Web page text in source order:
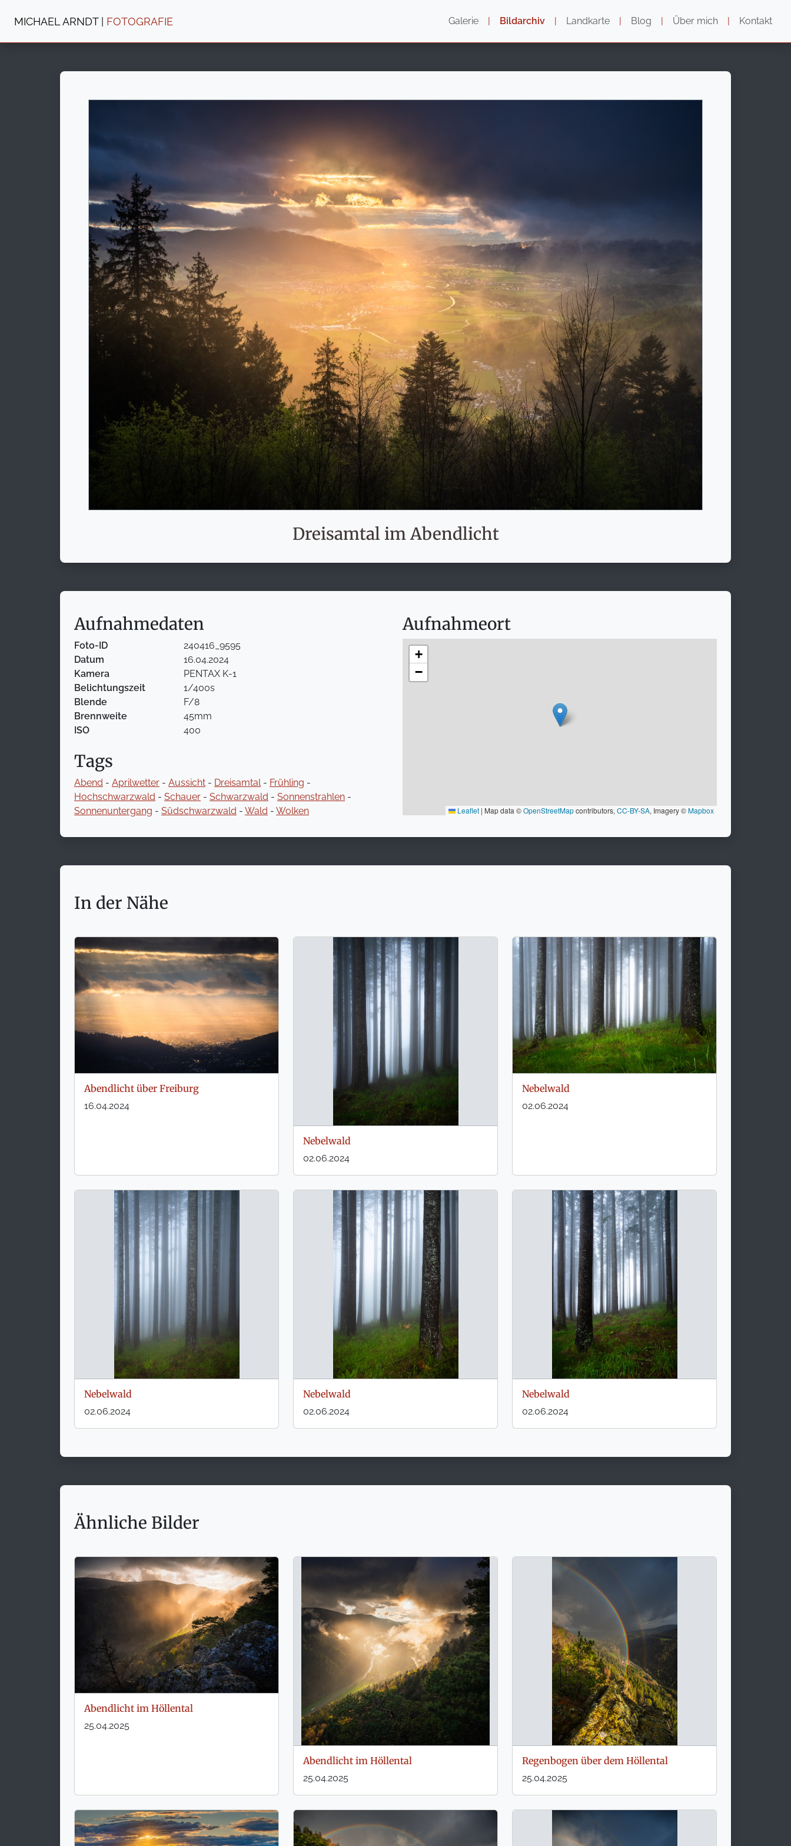
MICHAEL ARNDT | FOTOGRAFIE Galerie | Bildarchiv | Landkarte | Blog | Über mich | Kontakt
Dreisamtal im Abendlicht
Aufnahmedaten
Foto-ID
240416_9595
Datum
16.04.2024
Kamera
PENTAX K-1
Belichtungszeit
1/400s
Blende
F/8
Brennweite
45mm
ISO
400
Tags
Abend - Aprilwetter - Aussicht - Dreisamtal - Frühling -
Hochschwarzwald - Schauer - Schwarzwald - Sonnenstrahlen -
Sonnenuntergang - Südschwarzwald - Wald - Wolken
Aufnahmeort
+
−
Leaflet | Map data ©OpenStreetMapcontributors, CC-BY-SA, Imagery ©Mapbox
In der Nähe
Abendlicht über Freiburg
16.04.2024
Nebelwald
02.06.2024
Nebelwald
02.06.2024
Nebelwald
02.06.2024
Nebelwald
02.06.2024
Nebelwald
02.06.2024
Ähnliche Bilder
Abendlicht im Höllental
25.04.2025
Abendlicht im Höllental
25.04.2025
Regenbogen über dem Höllental
25.04.2025